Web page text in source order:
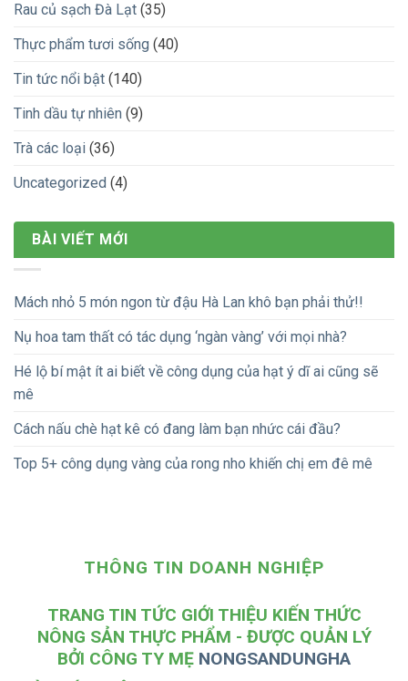
Rau củ sạch Đà Lạt (35)
Thực phẩm tươi sống (40)
Tin tức nổi bật (140)
Tinh dầu tự nhiên (9)
Trà các loại (36)
Uncategorized (4)
BÀI VIẾT MỚI
Mách nhỏ 5 món ngon từ đậu Hà Lan khô bạn phải thử!!
Nụ hoa tam thất có tác dụng ‘ngàn vàng’ với mọi nhà?
Hé lộ bí mật ít ai biết về công dụng của hạt ý dĩ ai cũng sẽ
mê
Cách nấu chè hạt kê có đang làm bạn nhức cái đầu?
Top 5+ công dụng vàng của rong nho khiến chị em đê mê
THÔNG TIN DOANH NGHIỆP
TRANG TIN TỨC GIỚI THIỆU KIẾN THỨC
NÔNG SẢN THỰC PHẨM - ĐƯỢC QUẢN LÝ
BỞI CÔNG TY MẸ NONGSANDUNGHA